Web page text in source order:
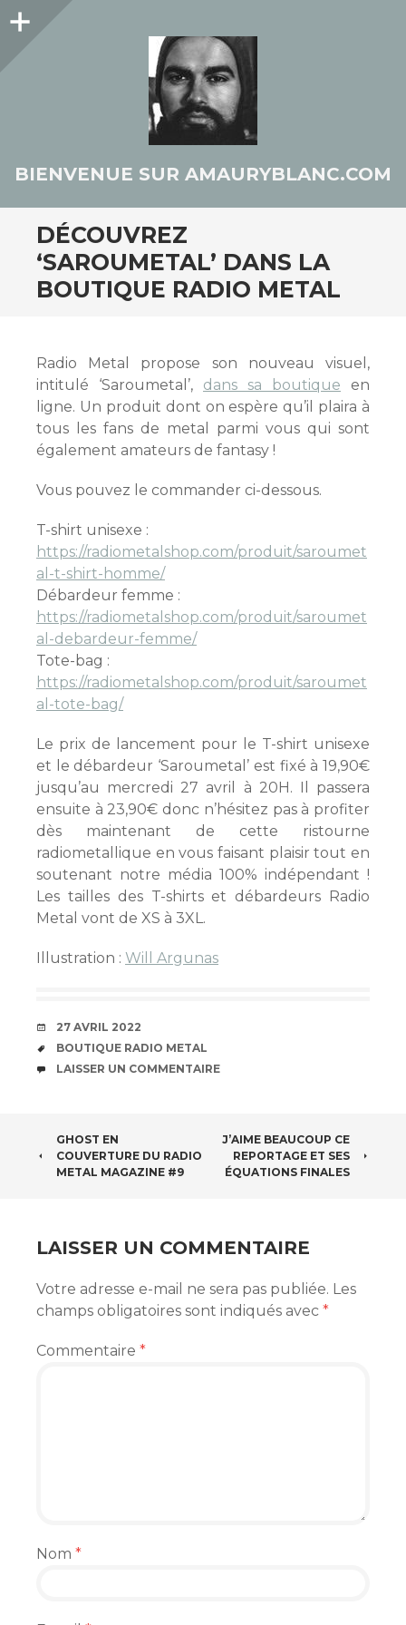
Colonne
BIENVENUE SUR AMAURYBLANC.COM
DÉCOUVREZ
‘SAROUMETAL’ DANS LA
BOUTIQUE RADIO METAL
Radio Metal propose son nouveau visuel,
intitulé ‘Saroumetal’, dans sa boutique en
ligne. Un produit dont on espère qu’il plaira à
tous les fans de metal parmi vous qui sont
également amateurs de fantasy !
Vous pouvez le commander ci-dessous.
T-shirt unisexe :
https://radiometalshop.com/produit/saroumet
al-t-shirt-homme/
Débardeur femme :
https://radiometalshop.com/produit/saroumet
al-debardeur-femme/
Tote-bag :
https://radiometalshop.com/produit/saroumet
al-tote-bag/
Le prix de lancement pour le T-shirt unisexe
et le débardeur ‘Saroumetal’ est fixé à 19,90€
jusqu’au mercredi 27 avril à 20H. Il passera
ensuite à 23,90€ donc n’hésitez pas à profiter
dès maintenant de cette ristourne
radiometallique en vous faisant plaisir tout en
soutenant notre média 100% indépendant !
Les tailles des T-shirts et débardeurs Radio
Metal vont de XS à 3XL.
Illustration : Will Argunas
DATE
27 AVRIL 2022
ÉTIQUETTES
BOUTIQUE RADIO METAL
COMMENTAIRES
LAISSER UN COMMENTAIRE
NAVIGATION
DES
GHOST EN
COUVERTURE DU RADIO
METAL MAGAZINE #9
J’AIME BEAUCOUP CE
REPORTAGE ET SES
ÉQUATIONS FINALES
LAISSER UN COMMENTAIRE
Votre adresse e-mail ne sera pas publiée. Les
champs obligatoires sont indiqués avec *
Commentaire *
Nom *